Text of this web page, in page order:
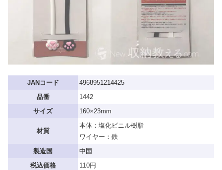
JANコード
4968951214425
品番
1442
サイズ
160×23mm
材質
本体：塩化ビニル樹脂
ワイヤー：鉄
製造国
中国
税込価格
110円